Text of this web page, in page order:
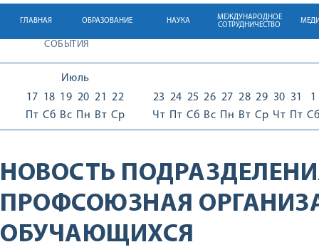
ГЛАВНАЯ ОБРАЗОВАНИЕ НАУКА
МЕЖДУНАРОДНОЕ
СОТРУДНИЧЕСТВО
СОБЫТИЯ
Июль
17
Пт
18
Сб
19
Вс
20
Пн
21
Вт
22
Ср
23
Чт
24
Пт
25
Сб
26
Вс
27
Пн
28
Вт
29
Ср
30
Чт
31
Пт
1
Сб
НОВОСТЬ
ПРОФСОЮЗНАЯ
ОБУЧАЮЩИХСЯ